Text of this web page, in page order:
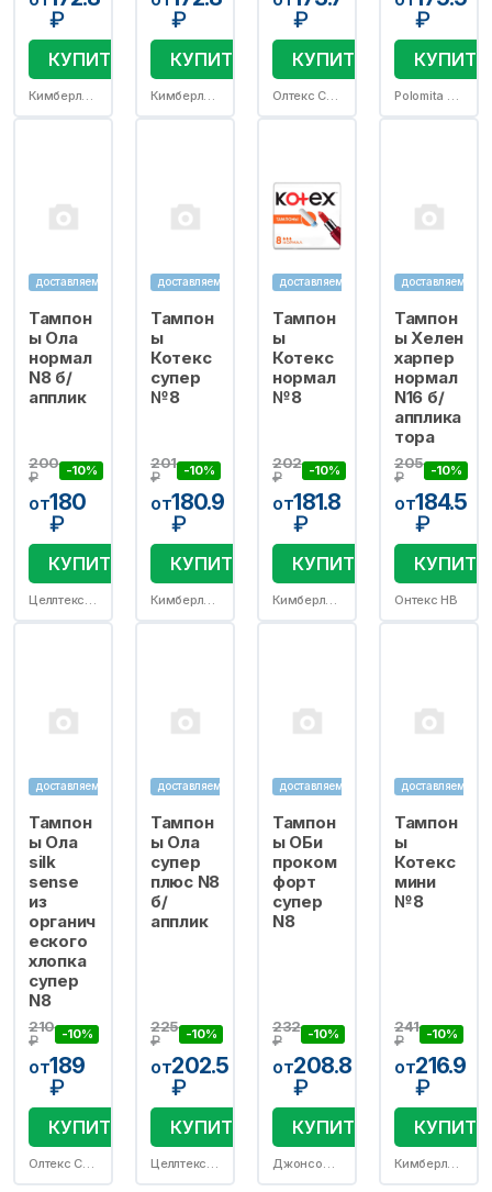
₽
КУПИТЬ
Кимберли Кларк s.p.o.
₽
КУПИТЬ
Кимберли Кларк s.p.o.
₽
КУПИТЬ
Олтекс С.А. АО
₽
КУПИТЬ
Polomita JSC
доставляем
Тампон
ы Ола
нормал
N8 б/
апплик
200
₽
-10%
от180
₽
КУПИТЬ
Целлтекс С.Р.О
доставляем
Тампон
ы
Котекс
супер
№8
201
₽
-10%
от180.9
₽
КУПИТЬ
Кимберли Кларк s.p.o.
доставляем
Тампон
ы
Котекс
нормал
№8
202
₽
-10%
от181.8
₽
КУПИТЬ
Кимберли Кларк s.p.o.
доставляем
Тампон
ы Хелен
харпер
нормал
N16 б/
апплика
тора
205
₽
-10%
от184.5
₽
КУПИТЬ
Онтекс НВ
доставляем
Тампон
ы Ола
silk
sense
из
органич
еского
хлопка
супер
N8
210
₽
-10%
от189
₽
КУПИТЬ
Олтекс С.А. АО
доставляем
Тампон
ы Ола
супер
плюс N8
б/
апплик
225
₽
-10%
от202.5
₽
КУПИТЬ
Целлтекс С.Р.О
доставляем
Тампон
ы ОБи
проком
форт
супер
N8
232
₽
-10%
от208.8
₽
КУПИТЬ
Джонсон и Джонсон Консьюмер Франс С.А.С.
доставляем
Тампон
ы
Котекс
мини
№8
241
₽
-10%
от216.9
₽
КУПИТЬ
Кимберли Кларк s.p.o.